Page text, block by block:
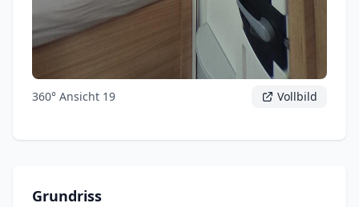
360° Ansicht 19 Vollbild
Grundriss